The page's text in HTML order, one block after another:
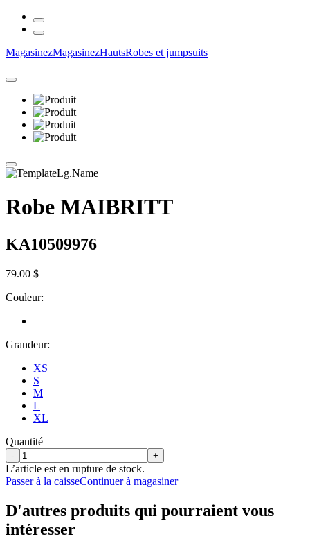
MagasinezMagasinezHautsRobes et jumpsuits
Robe MAIBRITT
KA10509976
79.00 $
Couleur:
Grandeur:
XS
S
M
L
XL
Quantité
- +
L’article est en rupture de stock.
Passer à la caisseContinuer à magasiner
D'autres produits qui pourraient vous
intéresser